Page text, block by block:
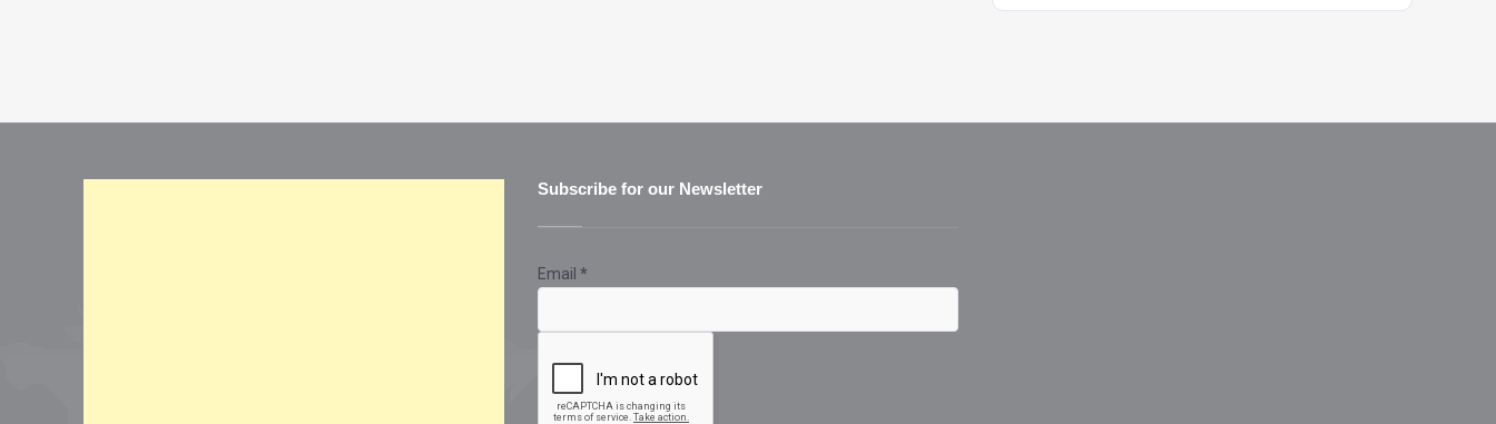
Subscribe for our Newsletter
Email *